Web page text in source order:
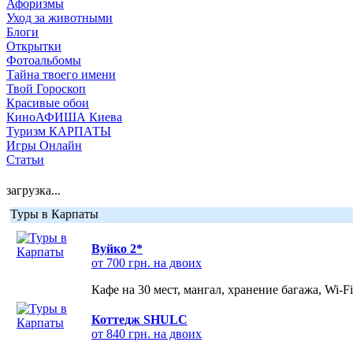
Афоризмы
Уход за животными
Блоги
Открытки
Фотоальбомы
Тайна твоего имени
Твой Гороскоп
Красивые обои
КиноАФИША Киева
Туризм КАРПАТЫ
Игры Онлайн
Статьи
загрузка...
Туры в Карпаты
Вуйко 2*
от 700 грн. на двоих
Кафе на 30 мест, мангал, хранение багажа, Wi-
Коттедж SHULC
от 840 грн. на двоих